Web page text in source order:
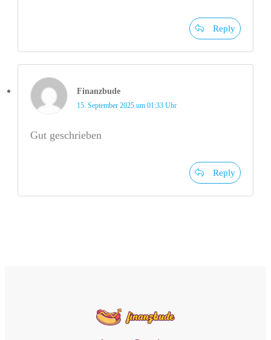
Reply
Finanzbude
15. September 2025 um 01:33 Uhr
Gut geschrieben
Reply